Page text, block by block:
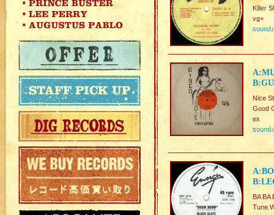
Killer
vg+
sound♪
Nice
Good
ex
sound♪
BA